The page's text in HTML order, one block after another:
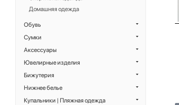
Домашняя одежда
Обувь
Сумки
Аксессуары
Ювелирные изделия
Бижутерия
Нижнее белье
Купальники | Пляжная одежда